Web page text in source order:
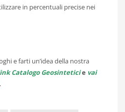
in percentuali precise nei
e farti un’idea della nostra
Catalogo Geosinteticie vai